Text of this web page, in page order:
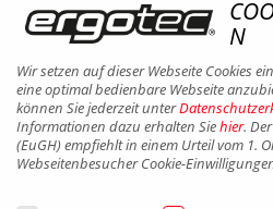
KARRIERE
B2B PORTAL
COOKIES
N
Wir setzen auf dieser Webseite Cookies
eine optimal bedienbare Webseite
können Sie jederzeit unter
Informationen dazu erhalten Siehier.
(EuGH) empfiehlt in einem Urteil vom 1.
Webseitenbesucher Cookie-